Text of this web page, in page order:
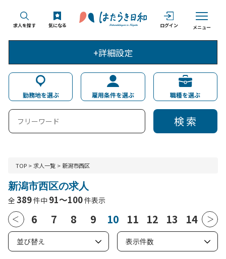
求人を探す 気になる ログイン メニュー
勤務地を選ぶ 雇用条件を選ぶ 職種を選ぶ
検 索
+詳細設定
TOP >求人一覧 >新潟市西区
新潟市西区の求人
全 389件中 91～100件表示
6 7 8 9 10 11 12 13 14